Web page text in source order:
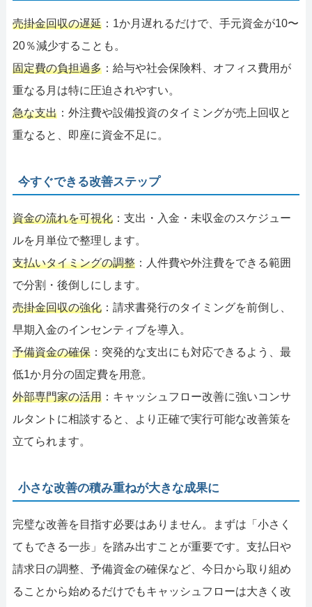
売掛金回収の遅延：1か月遅れるだけで、手元資金が10〜
20％減少することも。
固定費の負担過多：給与や社会保険料、オフィス費用が
重なる月は特に圧迫されやすい。
急な支出：外注費や設備投資のタイミングが売上回収と
重なると、即座に資金不足に。
今すぐできる改善ステップ
資金の流れを可視化：支出・入金・未収金のスケジュー
ルを月単位で整理します。
支払いタイミングの調整：人件費や外注費をできる範囲
で分割・後倒しにします。
売掛金回収の強化：請求書発行のタイミングを前倒し、
早期入金のインセンティブを導入。
予備資金の確保：突発的な支出にも対応できるよう、最
低1か月分の固定費を用意。
外部専門家の活用：キャッシュフロー改善に強いコンサ
ルタントに相談すると、より正確で実行可能な改善策を
立てられます。
小さな改善の積み重ねが大きな成果に
完璧な改善を目指す必要はありません。まずは「小さく
てもできる一歩」を踏み出すことが重要です。支払日や
請求日の調整、予備資金の確保など、今日から取り組め
ることから始めるだけでもキャッシュフローは大きく改